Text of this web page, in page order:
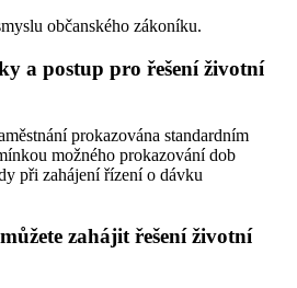
občanského zákoníku.
a postup pro řešení životní
prokazována standardním
možného prokazování dob
při zahájení řízení o dávku
zahájit řešení životní